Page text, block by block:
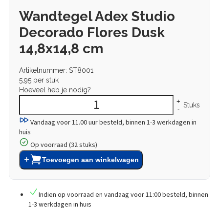
Wandtegel Adex Studio
Decorado Flores Dusk
14,8x14,8 cm
Artikelnummer: ST8001
5,95 per stuk
Hoeveel heb je nodig?
+
- Stuks
Vandaag voor 11.00 uur besteld, binnen 1-3 werkdagen in
huis
Op voorraad (32 stuks)
Toevoegen aan winkelwagen
Indien op voorraad en vandaag voor 11:00 besteld, binnen
1-3 werkdagen in huis